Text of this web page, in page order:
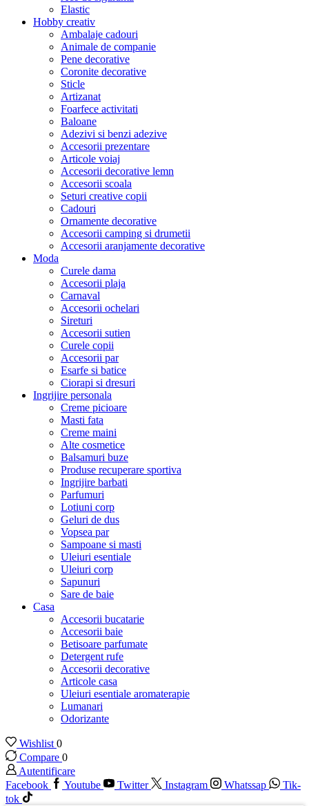
Elastic
Hobby creativ
Ambalaje cadouri
Animale de companie
Pene decorative
Coronite decorative
Sticle
Artizanat
Foarfece activitati
Baloane
Adezivi si benzi adezive
Accesorii prezentare
Articole voiaj
Accesorii decorative lemn
Accesorii scoala
Seturi creative copii
Cadouri
Ornamente decorative
Accesorii camping si drumetii
Accesorii aranjamente decorative
Moda
Curele dama
Accesorii plaja
Carnaval
Accesorii ochelari
Sireturi
Accesorii sutien
Curele copii
Accesorii par
Esarfe si batice
Ciorapi si dresuri
Ingrijire personala
Creme picioare
Masti fata
Creme maini
Alte cosmetice
Balsamuri buze
Produse recuperare sportiva
Ingrijire barbati
Parfumuri
Lotiuni corp
Geluri de dus
Vopsea par
Sampoane si masti
Uleiuri esentiale
Uleiuri corp
Sapunuri
Sare de baie
Casa
Accesorii bucatarie
Accesorii baie
Betisoare parfumate
Detergent rufe
Accesorii decorative
Articole casa
Uleiuri esentiale aromaterapie
Lumanari
Odorizante
Wishlist 0
Compare 0
Autentificare
Facebook
Youtube Twitter Instagram Whatssap
Tik-
tok